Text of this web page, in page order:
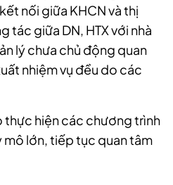
nối giữa KHCN và thị
tác giữa DN, HTX với nhà
lý chưa chủ động quan
nhiệm vụ đều do các
thực hiện các chương trình
mô lớn, tiếp tục quan tâm